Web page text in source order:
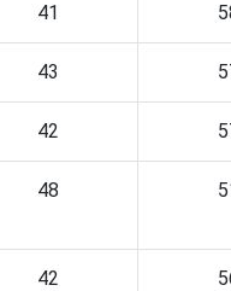
41
43
42
48
42